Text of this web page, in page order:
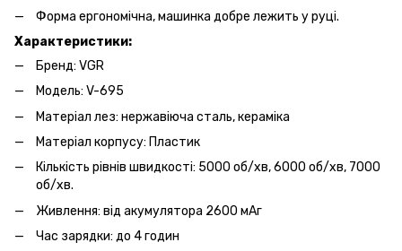
Форма ергономічна, машинка добре лежить у руці.
Характеристики:
Бренд: VGR
Модель: V-695
Матеріал лез: нержавіюча сталь, кераміка
Матеріал корпусу: Пластик
Кількість рівнів швидкості: 5000 об/хв, 6000 об/хв, 7000
об/хв.
Живлення: від акумулятора 2600 мАг
Час зарядки: до 4 годин